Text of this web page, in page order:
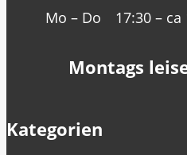
Mo – Do 17:30 – ca
Montags
Kategorien